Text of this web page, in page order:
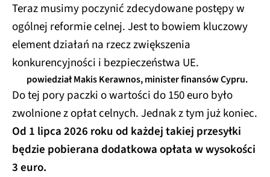
Teraz musimy poczynić zdecydowane postępy w
ogólnej reformie celnej. Jest to bowiem kluczowy
element działań na rzecz zwiększenia
konkurencyjności i bezpieczeństwa UE.
powiedział Makis Kerawnos, minister finansów Cypru.
Do tej pory paczki o wartości do 150 euro było
zwolnione z opłat celnych. Jednak z tym już koniec.
Od 1 lipca 2026 roku od każdej takiej przesyłki
będzie pobierana dodatkowa opłata w wysokości
3 euro.